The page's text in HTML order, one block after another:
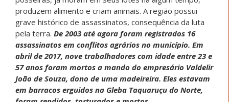
produzem alimento e criam animais. A região possui
grave histórico de assassinatos, consequência da luta
pela terra. De 2003 até agora foram registrados 16
assassinatos em conflitos agrários no município. Em
abril de 2017, nove trabalhadores com idade entre 23 e
57 anos foram mortos a mando do empresário Valdelir
João de Souza, dono de uma madeireira. Eles estavam
em barracos erguidos na Gleba Taquaruçu do Norte,